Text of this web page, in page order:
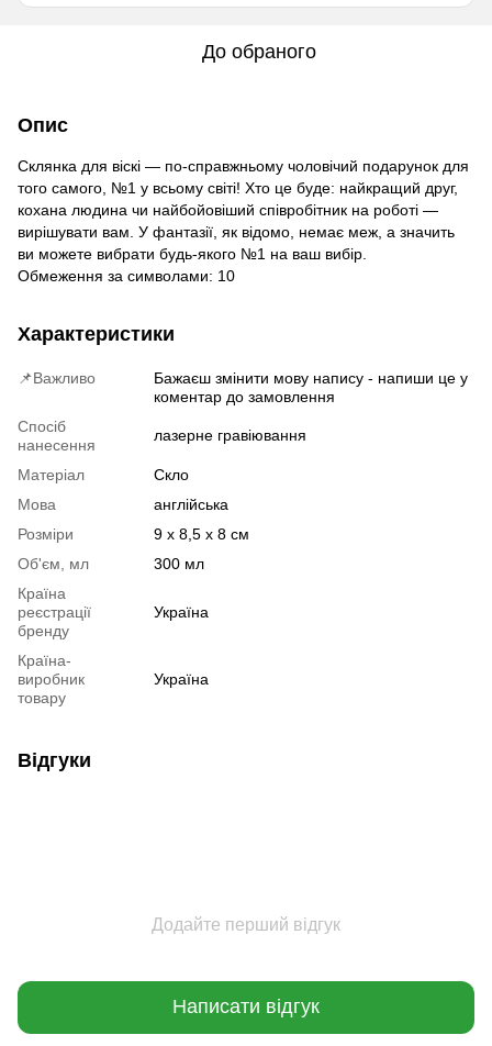
До обраного
Опис
Склянка для віскі — по-справжньому чоловічий подарунок для
того самого, №1 у всьому світі! Хто це буде: найкращий друг,
кохана людина чи найбойовіший співробітник на роботі —
вирішувати вам. У фантазії, як відомо, немає меж, а значить
ви можете вибрати будь-якого №1 на ваш вибір.
Обмеження за символами: 10
Характеристики
📌Важливо
Бажаєш змінити мову напису - напиши це у
коментар до замовлення
Спосіб
нанесення
лазерне гравіювання
Матеріал
Скло
Мова
англійська
Розміри
9 х 8,5 х 8 см
Об'єм, мл
300 мл
Країна
реєстрації
бренду
Україна
Країна-
виробник
товару
Україна
Відгуки
Додайте перший відгук
Написати відгук